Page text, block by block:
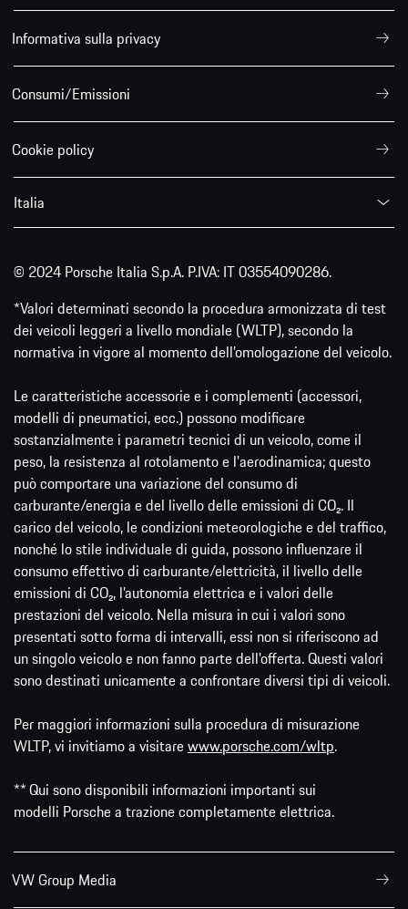
Informativa sulla privacy
Consumi/Emissioni
Cookie policy
Italia
© 2024 Porsche Italia S.p.A. P.IVA: IT 03554090286.
*Valori determinati secondo la procedura armonizzata di test
dei veicoli leggeri a livello mondiale (WLTP), secondo la
normativa in vigore al momento dell’omologazione del veicolo.
Le caratteristiche accessorie e i complementi (accessori,
modelli di pneumatici, ecc.) possono modificare
sostanzialmente i parametri tecnici di un veicolo, come il
peso, la resistenza al rotolamento e l'aerodinamica; questo
può comportare una variazione del consumo di
carburante/energia e del livello delle emissioni di CO₂. Il
carico del veicolo, le condizioni meteorologiche e del traffico,
nonché lo stile individuale di guida, possono influenzare il
consumo effettivo di carburante/elettricità, il livello delle
emissioni di CO₂, l’autonomia elettrica e i valori delle
prestazioni del veicolo. Nella misura in cui i valori sono
presentati sotto forma di intervalli, essi non si riferiscono ad
un singolo veicolo e non fanno parte dell'offerta. Questi valori
sono destinati unicamente a confrontare diversi tipi di veicoli.
Per maggiori informazioni sulla procedura di misurazione
WLTP, vi invitiamo a visitarewww.porsche.com/wltp.
** Qui sono disponibili informazioni importanti sui
modelli Porsche a trazione completamente elettrica.
VW Group Media